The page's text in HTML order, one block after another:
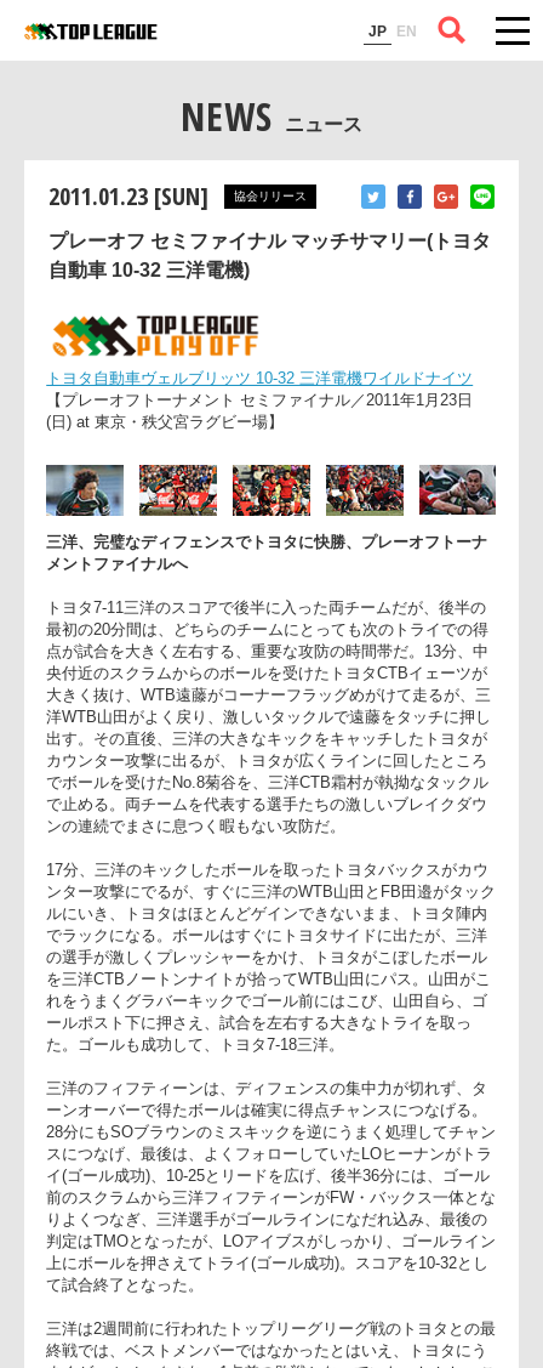
JP EN
コラム
NEWS ニュース
2011.01.23 [SUN] 協会リリース
プレーオフ セミファイナル マッチサマリー(トヨタ
自動車 10-32 三洋電機)
トヨタ自動車ヴェルブリッツ 10-32 三洋電機ワイルドナイツ
(日) at 東京・秩父宮ラグビー場】
三洋、完璧なディフェンスでトヨタに快勝、プレーオフトーナ
メントファイナルへ
トヨタ7-11三洋のスコアで後半に入った両チームだが、後半の
最初の20分間は、どちらのチームにとっても次のトライでの得
点が試合を大きく左右する、重要な攻防の時間帯だ。13分、中
央付近のスクラムからのボールを受けたトヨタCTBイェーツが
大きく抜け、WTB遠藤がコーナーフラッグめがけて走るが、
洋WTB山田がよく戻り、激しいタックルで遠藤をタッチに押
出す。その直後、三洋の大きなキックをキャッチしたトヨタが
でボールを受けたNo.8菊谷を、三洋CTB霜村が執拗なタックル
で止める。両チームを代表する選手たちの激しいブレイクダウ
ンの連続でまさに息つく暇もない攻防だ。
17分、三洋のキックしたボールを取ったトヨタバックスがカウ
ンター攻撃にでるが、すぐに三洋のWTB山田とFB田邉がタッ
ルにいき、トヨタはほとんどゲインできないまま、トヨタ陣内
でラックになる。ボールはすぐにトヨタサイドに出たが、三洋
を三洋CTBノートンナイトが拾ってWTB山田にパス。山田が
れをうまくグラバーキックでゴール前にはこび、山田自ら、ゴ
ールポスト下に押さえ、試合を左右する大きなトライを取っ
た。ゴールも成功して、トヨタ7-18三洋。
三洋のフィフティーンは、ディフェンスの集中力が切れず、タ
ーンオーバーで得たボールは確実に得点チャンスにつなげる。
28分にもSOブラウンのミスキックを逆にうまく処理してチャ
スにつなげ、最後は、よくフォローしていたLOヒーナンがト
前のスクラムから三洋フィフティーンがFW・バックス一体と
りよくつなぎ、三洋選手がゴールラインになだれ込み、最後の